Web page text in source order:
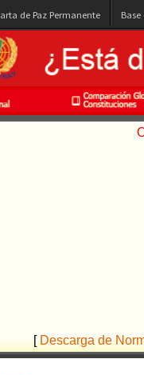
de Paz Permanente
[ Descarga de